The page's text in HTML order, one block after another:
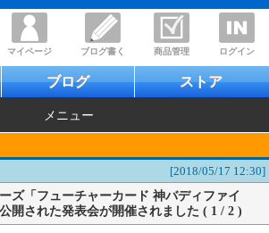
マイページ ブログ書く 商品管理 ログイン
ブログ ストア
メニュー
[2018/05/17 12:30]
ズ「フューチャーカード 神バディファイ
開された発表会が開催されました ( 1 / 2 )